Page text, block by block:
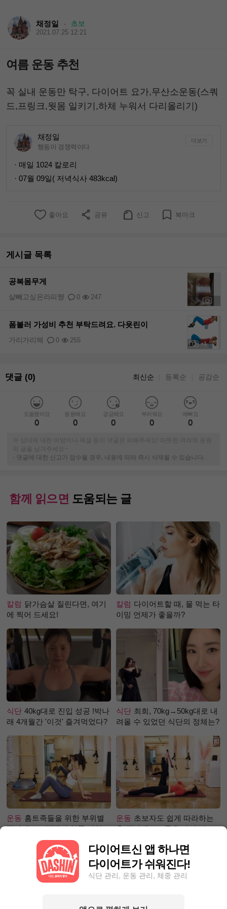
채정일 · 초보
2021.07.25 12:21
여름 운동 추천
꼭 실내 운동만 탁구, 다이어트 요가,무산소운동(스쿼
드,프링크,웟몸 일키기,하체 누워서 다리올리기)
채정일
행동이 경쟁력이다
더보기
· 매일 1024 칼로리
· 07월 09일( 저녁식사 483kcal)
좋아요 공유 신고 북마크
게시글 목록
공복몸무게
0 247
살빼고싶은라피쨩
+1
폼볼러 가성비 추천 부탁드려요. 다욧린이
0 255
가리가리해
댓글 (0) 최신순 등록순 공감순
도움됐어요
0
응원해요
0
궁금해요
0
부러워요
0
예뻐요
0
※ 상대에 대한 비방이나 욕설 등의 댓글은 피해주세요! 따뜻한 격려와 응원
의 글을 남겨주세요~
-
댓글에 대한 신고가 접수될 경우, 내용에 따라 즉시 삭제될 수 있습니다.
함께 읽으면 도움되는 글
칼럼 닭가슴살 질린다면, 여기
에 찍어 드세요!
칼럼 다이어트할 때, 물 먹는 타
이밍 언제가 좋을까?
식단 40kg대로 진입 성공 !박나
래 4개월간 '이것' 즐겨먹었다?
식단 최희, 70kg→50kg대로 내
려올 수 있었던 식단의 정체는?
운동 홈트족들을 위한 부위별
필라테스 – 허벅지 안쪽 라인
운동 초보자도 쉽게 따라하는
홈 필라테스 – 곧은 다리 라인
다이어트신 앱 하나면
다이어트가 쉬워진다!
식단 관리, 운동 관리, 체중 관리